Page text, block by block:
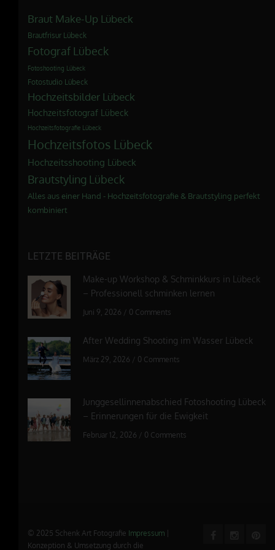
Braut Make-Up Lübeck
Brautfrisur Lübeck
Fotograf Lübeck
Fotoshooting Lübeck
Fotostudio Lübeck
Hochzeitsbilder Lübeck
Hochzeitsfotograf Lübeck
Hochzeitsfotografie Lübeck
Hochzeitsfotos Lübeck
Hochzeitsshooting Lübeck
Brautstyling Lübeck
Alles aus einer Hand - Hochzeitsfotografie & Brautstyling perfekt
kombiniert
LETZTE BEITRÄGE
Make-up Workshop & Schminkkurs in Lübeck
– Professionell schminken lernen
Juni 9, 2026 / 0 Comments
After Wedding Shooting im Wasser Lübeck
März 29, 2026 / 0 Comments
Junggesellinnenabschied Fotoshooting Lübeck
– Erinnerungen für die Ewigkeit
Februar 12, 2026 / 0 Comments
© 2025 Schenk Art Fotografie Impressum
Konzeption & Umsetzung durch die